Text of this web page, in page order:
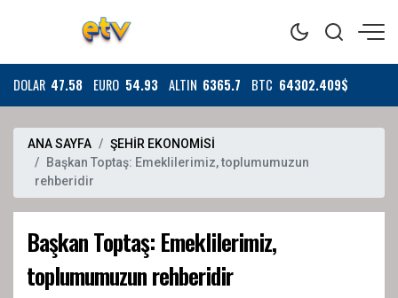
DOLAR 47.58 EURO 54.93 ALTIN 6365.7 BTC 64302.409$
ANA SAYFA
ŞEHİR EKONOMİSİ
Başkan Toptaş: Emeklilerimiz, toplumumuzun
rehberidir
Başkan Toptaş: Emeklilerimiz,
toplumumuzun rehberidir